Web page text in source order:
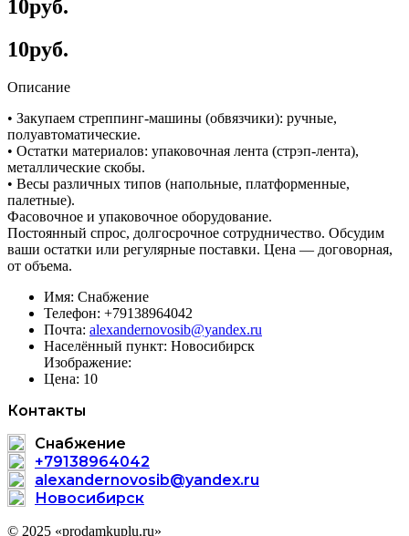
10руб.
10руб.
Описание
• Закупаем стреппинг-машины (обвязчики): ручные,
полуавтоматические.
• Остатки материалов: упаковочная лента (стрэп-лента),
металлические скобы.
• Весы различных типов (напольные, платформенные,
палетные).
Фасовочное и упаковочное оборудование.
Постоянный спрос, долгосрочное сотрудничество. Обсудим
ваши остатки или регулярные поставки. Цена — договорная,
от объема.
Имя: Снабжение
Телефон: +79138964042
Почта: alexandernovosib@yandex.ru
Населённый пункт: Новосибирск
Изображение:
Цена: 10
Контакты
Снабжение
+79138964042
alexandernovosib@yandex.ru
Новосибирск
© 2025 «prodamkuplu.ru»